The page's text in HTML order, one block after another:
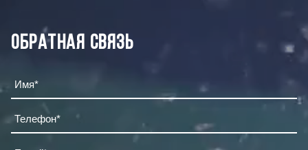
Обратная связь